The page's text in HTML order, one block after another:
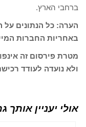
ברחבי הארץ.
הערה: כל הנתונים
באחריות החברות
מטרת פירסום זה
ולא נועדה לעודד
אולי יעניין אותך